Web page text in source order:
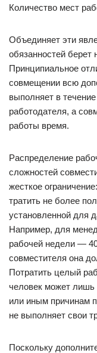
Количество мест
Объединяет эти
обязанностей
Принципиальное
совмещении всю
выполняет в
работодателя, а
работы время.
Распределение
сложностей
жесткое
тратить не более
установленной для
Например, для
рабочей недели —
совместителя она
Потратить целый
человек может лишь
или иным причинам
не выполняет свои
Поскольку